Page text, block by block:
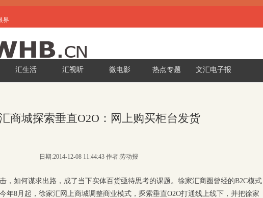
界
汇生活 汇视听 微电影 热点专题 文汇电子报
商城探索垂直O2O：网上购买柜台发货
日期:2014-12-08 11:44:43 作者:劳动报
，如何谋求出路，成了当下实体百货亟待思考的课题。徐家汇商圈曾经的B2C模式
年8月起，徐家汇网上商城调整商业模式，探索垂直O2O打通线上线下，并把徐家